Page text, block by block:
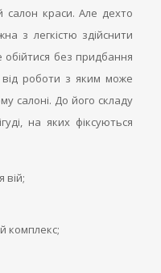
салон краси. Але дехто
з легкістю здійснити
без придбання
роботи з яким може
салоні. До його складу
на яких фіксуються
вій;
комплекс;